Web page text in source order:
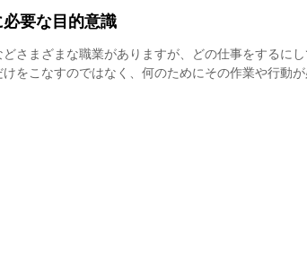
要な目的意識
さまざまな職業がありますが、どの仕事をするに
をこなすのではなく、何のためにその作業や行動